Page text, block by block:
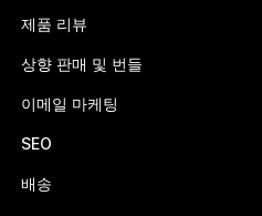
제품 리뷰
상향 판매 및 번들
이메일 마케팅
SEO
배송